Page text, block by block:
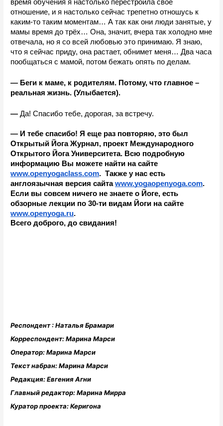
время обучения я настолько перестроила своё
отношение, и я настолько сейчас трепетно отношусь к
каким-то таким моментам… А так как они люди занятые, у
мамы время до трёх… Она, значит, вчера так холодно мне
отвечала, но я со всей любовью это принимаю. Я знаю,
что я сейчас приду, она растает, обнимет меня… Два часа
пообщаться с мамой, потом бежать опять по делам.
— Беги к маме, к родителям. Потому, что главное –
реальная жизнь. (Улыбается).
— Да! Спасибо тебе, дорогая, за встречу.
— И тебе спасибо! Я еще раз повторяю, это был
Открытый Йога Журнал, проект Международного
Открытого Йога Университета. Всю подробную
www.openyogaclass.com.  Также у нас есть
англоязычная версия сайта www.yogaopenyoga.com.
Если вы совсем ничего не знаете о Йоге, есть
www.openyoga.ru.
Всего доброго, до свидания!
Респондент : Наталья Брамари
Корреспондент: Марина Марси
Оператор: Марина Марси
Текст набран: Марина Марси
Редакция: Евгения Агни
Главный редактор: Марина Мирра
Куратор проекта: Керигона